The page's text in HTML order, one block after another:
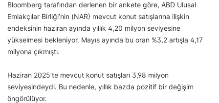
Bloomberg tarafından derlenen bir ankete göre, ABD Ulusal
Emlakçılar Birliği’nin (NAR) mevcut konut satışlarına ilişkin
endeksinin haziran ayında yıllık 4,20 milyon seviyesine
yükselmesi bekleniyor. Mayıs ayında bu oran %3,2 artışla 4,17
milyona çıkmıştı.
Haziran 2025’te mevcut konut satışları 3,98 milyon
seviyesindeydi. Bu nedenle, yıllık bazda pozitif bir değişim
öngörülüyor.